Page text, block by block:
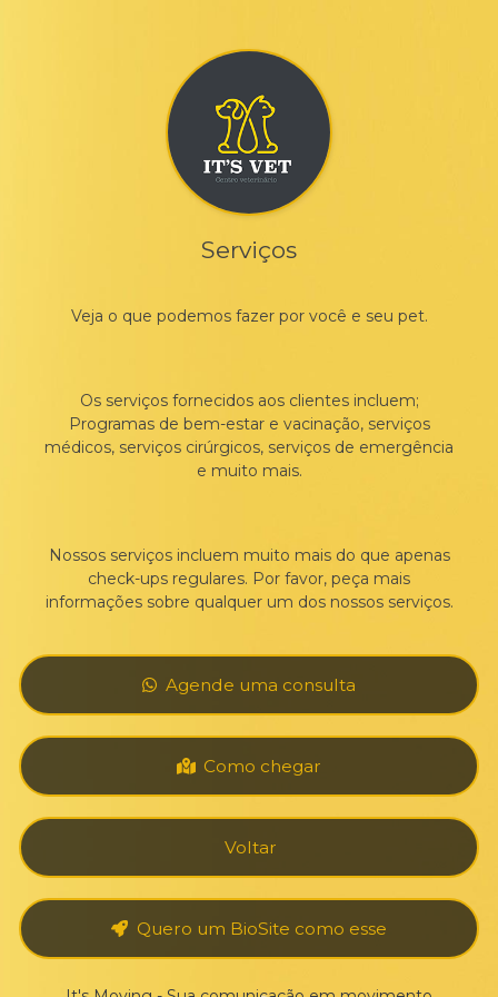
Serviços
Veja o que podemos fazer por você e seu pet.
Os serviços fornecidos aos clientes incluem;
Programas de bem-estar e vacinação, serviços
médicos, serviços cirúrgicos, serviços de emergência
e muito mais.
Nossos serviços incluem muito mais do que apenas
check-ups regulares. Por favor, peça mais
informações sobre qualquer um dos nossos serviços.
Agende uma consulta
Como chegar
Voltar
Quero um BioSite como esse